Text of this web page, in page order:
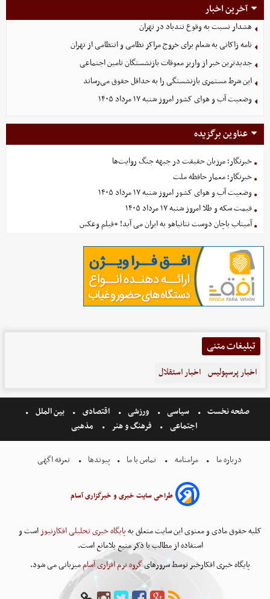
آخرین اخبار
هشدار نسبت به وقوع تندباد در تهران
نامه زاکانی به شعام برای خروج مراکز نظامی و انتظامی از تهران
جدیدترین خبر از واریز معوقات بازنشستگان تامین اجتماعی
این شرط مستمری بازنشستگی را به حداقل حقوق می‌رساند
وضعیت آب و هوای کشور امروز شنبه ۱۷ مرداد ۱۴۰۵
عناوین برگزیده
خبرنگار؛ مرزبان حقیقت در جبهه جنگ روایت‌ها
خبرنگار؛ معمار حافظه ملت
وضعیت آب و هوای کشور امروز شنبه ۱۷ مرداد ۱۴۰۵
قیمت سکه و طلا امروز شنبه ۱۷ مرداد ۱۴۰۵
آمیتاب باچان دوست نتانیاهو به ایران می آید! +فیلم وعکس
تبلیغات متنی
اخبار پرسپولیس اخبار استقلال
صفحه نخست سیاسی ورزشی اقتصادی
بین الملل
اجتماعی
فرهنگ و هنر مذهبی
درباره ما مرامنامه تماس با ما پیوندها تعرفه اگهی
طراحی سایت خبری و خبرگزاری آسام
کلیه حقوق مادی و معنوی این سایت متعلق بهپایگاه خبری تحلیلی افکارنیوزاست و
استفاده از مطالب با ذکر منبع بلامانع است.
پایگاه خبری افکارخبر توسط سرورهایگروه نرم افزاری آساممیزبانی می شود.